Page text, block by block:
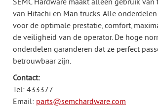
van Hitachi en Man trucks. Alle
voor de optimale prestatie, comfort,
de veiligheid van de operator. De hoge
onderdelen garanderen dat ze perfect
betrouwbaar zijn.
Contact:
Tel: 433377
Email: parts@semchardware.com